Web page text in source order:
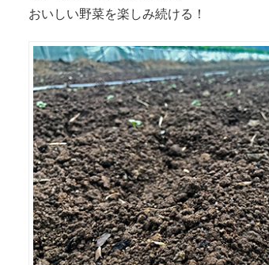
おいしい野菜を楽しみ続ける！